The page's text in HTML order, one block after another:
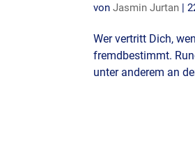
vonJasmin Jurtan |
Wer vertritt Dich,
fremdbestimmt.
unter anderem an